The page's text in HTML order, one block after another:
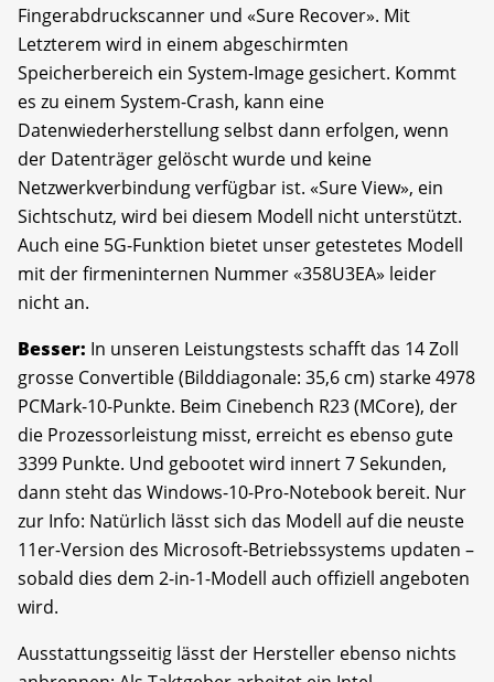
Fingerabdruckscanner und «Sure Recover». Mit
Letzterem wird in einem abgeschirmten
Speicherbereich ein System-Image gesichert. Kommt
es zu einem System-Crash, kann eine
Datenwiederherstellung selbst dann erfolgen, wenn
der Datenträger gelöscht wurde und keine
Netzwerkverbindung verfügbar ist. «Sure View», ein
Sichtschutz, wird bei diesem Modell nicht unterstützt.
Auch eine 5G-Funktion bietet unser getestetes Modell
mit der firmeninternen Nummer «358U3EA» leider
nicht an.
Besser: In unseren Leistungstests schafft das 14 Zoll
grosse Convertible (Bilddiagonale: 35,6 cm) starke 4978
PCMark-10-Punkte. Beim Cinebench R23 (MCore), der
die Prozessorleistung misst, erreicht es ebenso gute
3399 Punkte. Und gebootet wird innert 7 Sekunden,
dann steht das Windows-10-Pro-Notebook bereit. Nur
zur Info: Natürlich lässt sich das Modell auf die neuste
11er-Version des Microsoft-Betriebssystems updaten –
sobald dies dem 2-in-1-Modell auch offiziell angeboten
wird.
Ausstattungsseitig lässt der Hersteller ebenso nichts